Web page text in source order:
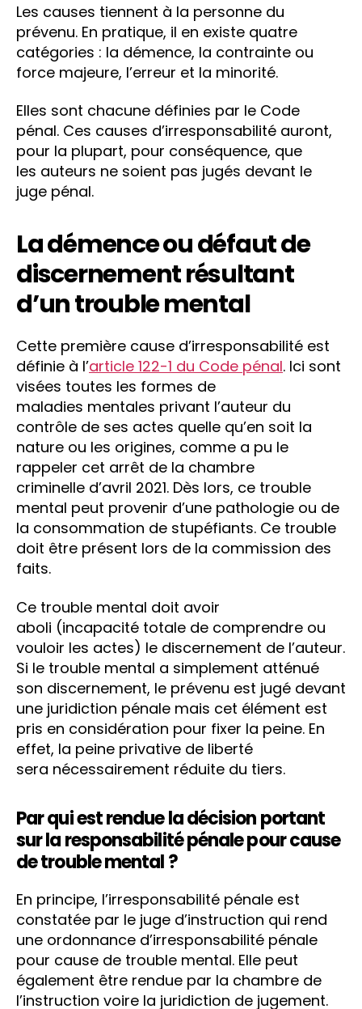
Les causes tiennent à la personne du
prévenu. En pratique, il en existe quatre
catégories : la démence, la contrainte ou
force majeure, l’erreur et la minorité.
Elles sont chacune définies par le Code
pénal. Ces causes d’irresponsabilité auront,
pour la plupart, pour conséquence, que
les auteurs ne soient pas jugés devant le
juge pénal.
La démence ou défaut de
discernement résultant
d’un trouble mental
Cette première cause d’irresponsabilité est
définie à l’article 122-1 du Code pénal. Ici sont
visées toutes les formes de
maladies mentales privant l’auteur du
contrôle de ses actes quelle qu’en soit la
nature ou les origines, comme a pu le
rappeler cet arrêt de la chambre
criminelle d’avril 2021. Dès lors, ce trouble
mental peut provenir d’une pathologie ou de
la consommation de stupéfiants. Ce trouble
doit être présent lors de la commission des
faits.
Ce trouble mental doit avoir
aboli (incapacité totale de comprendre ou
vouloir les actes) le discernement de l’auteur.
Si le trouble mental a simplement atténué
son discernement, le prévenu est jugé devant
une juridiction pénale mais cet élément est
pris en considération pour fixer la peine. En
effet, la peine privative de liberté
sera nécessairement réduite du tiers.
Par qui est rendue la décision portant
sur la responsabilité pénale pour cause
de trouble mental ?
En principe, l’irresponsabilité pénale est
constatée par le juge d’instruction qui rend
une ordonnance d’irresponsabilité pénale
pour cause de trouble mental. Elle peut
également être rendue par la chambre de
l’instruction voire la juridiction de jugement.